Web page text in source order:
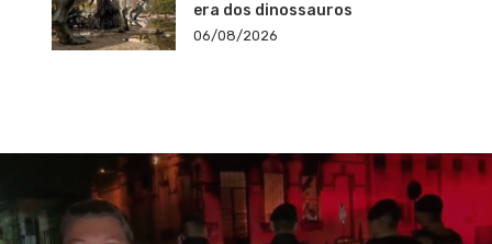
era dos dinossauros
06/08/2026